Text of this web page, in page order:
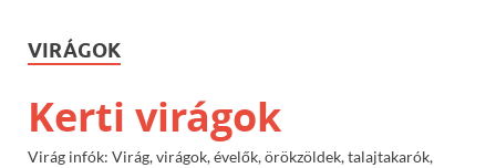
VIRÁGOK
Kerti virágok
Virág infók: Virág, virágok, évelők, örökzöldek, talajtakarók,